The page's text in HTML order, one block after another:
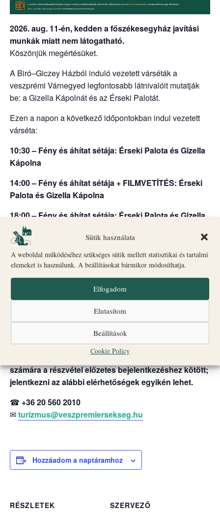
Sütik használata
A weboldal működéséhez szükséges sütik mellett statisztikai és tartalmi
elemeket is használunk. A beállításokat bármikor módosíthatja.
Elfogadom
Elutasítom
Beállítások
Cookie Policy
2026. aug. 11-én, kedden a főszékesegyház javítási
munkák miatt nem látogatható.
Köszönjük megértésüket.
A Biró–Giczey Házból induló vezetett várséták a
veszprémi Várnegyed legfontosabb látnivalóit mutatják
be: a Gizella Kápolnát és az Érseki Palotát.
Ezen a napon a következő időpontokban indul vezetett
várséta:
10:30 – Fény és áhítat sétája: Érseki Palota és Gizella
Kápolna
14:00 – Fény és áhítat sétája + FILMVETÍTÉS: Érseki
Palota és Gizella Kápolna
18:00 – Fény és áhítat sétája: Érseki Palota és Gizella
Kápolna + Érseki Palota kert
Indulás: Biró–Giczey Ház (Vár utca 31.)
🎟Jegyvásárlásés információ: a Biró–Giczey Ház
ONLINE JEGYVÁSÁRLÁS ITT
A programok egyes időpontokban liturgikus események
vagy egyéb rendezvények miatt változhatnak.
Nagyobb létszámú vagy idegen nyelvű csoportok
számára a részvétel előzetes bejelentkezéshez kötött;
jelentkezni az alábbi elérhetőségek egyikén lehet.
☎ +36 20 560 2010
✉turizmus@veszpremiersekseg.hu
Hozzáadom a naptáramhoz
RÉSZLETEK
SZERVEZŐ